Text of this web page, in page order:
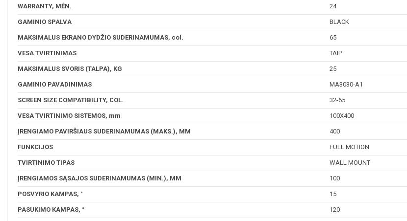
WARRANTY, MĖN. 24
GAMINIO SPALVA BLACK
MAKSIMALUS EKRANO DYDŽIO SUDERINAMUMAS, col. 65
VESA TVIRTINIMAS TAIP
MAKSIMALUS SVORIS (TALPA), KG 25
GAMINIO PAVADINIMAS MA3030-A1
SCREEN SIZE COMPATIBILITY, COL. 32-65
VESA TVIRTINIMO SISTEMOS, mm 100X400
ĮRENGIAMO PAVIRŠIAUS SUDERINAMUMAS (MAKS.), MM 400
FUNKCIJOS FULL MOTION
TVIRTINIMO TIPAS WALL MOUNT
ĮRENGIAMOS SĄSAJOS SUDERINAMUMAS (MIN.), MM 100
POSVYRIO KAMPAS, ° 15
PASUKIMO KAMPAS, ° 120